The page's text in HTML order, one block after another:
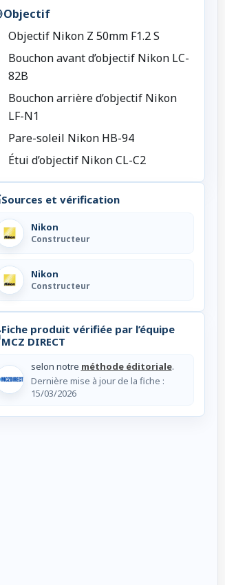
Objectif
Objectif Nikon Z 50mm F1.2 S
Bouchon avant d’objectif Nikon LC-
82B
Bouchon arrière d’objectif Nikon
LF-N1
Pare-soleil Nikon HB-94
Étui d’objectif Nikon CL-C2
Sources et vérification
Nikon
Constructeur
Nikon
Constructeur
Fiche produit vérifiée par l’équipe
MCZ DIRECT
selon notre méthode éditoriale.
Dernière mise à jour de la fiche :
15/03/2026